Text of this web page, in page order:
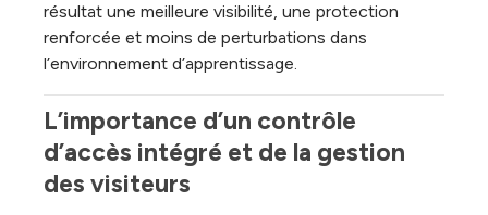
résultat une meilleure visibilité, une protection
renforcée et moins de perturbations dans
l’environnement d’apprentissage.
L’importance d’un contrôle
d’accès intégré et de la gestion
des visiteurs